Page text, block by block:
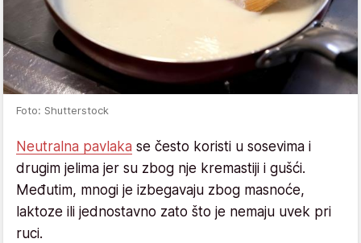
Foto: Shutterstock
Neutralna pavlaka se često koristi u sosevima i
drugim jelima jer su zbog nje kremastiji i gušći.
Međutim, mnogi je izbegavaju zbog masnoće,
laktoze ili jednostavno zato što je nemaju uvek pri
ruci.